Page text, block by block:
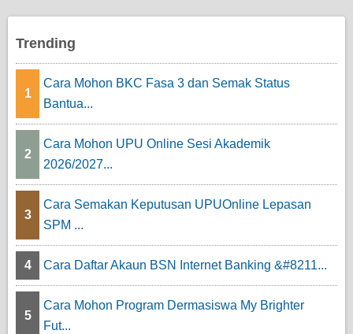
Trending
1
Cara Mohon BKC Fasa 3 dan Semak Status
Bantua...
2
Cara Mohon UPU Online Sesi Akademik
2026/2027...
3
Cara Semakan Keputusan UPUOnline Lepasan
SPM ...
4 Cara Daftar Akaun BSN Internet Banking &#8211...
5
Cara Mohon Program Dermasiswa My Brighter
Fut...